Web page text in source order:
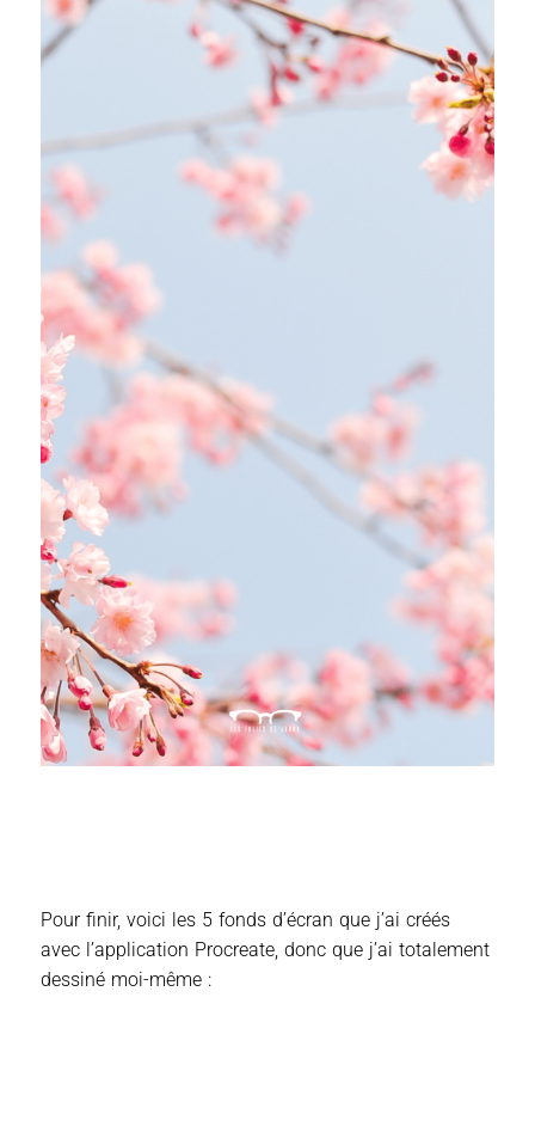
Pour finir, voici les 5 fonds d’écran que j’ai créés
avec l’application Procreate, donc que j’ai totalement
dessiné moi-même :